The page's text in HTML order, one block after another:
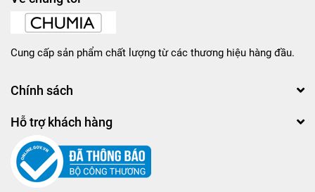
Cung cấp sản phẩm chất lượng từ các thương hiệu hàng đầu.
Chính sách
Hỗ trợ khách hàng